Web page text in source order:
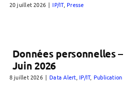
20 juillet 2026 | IP/IT, Presse
Données personnelles
Juin 2026
8 juillet 2026 | Data Alert IP/IT, Publication